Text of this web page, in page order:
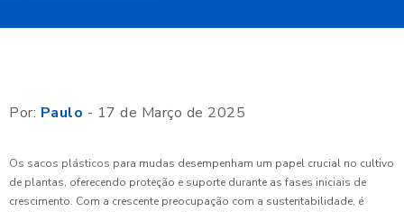
Por: Paulo - 17 de Março de 2025
Os sacos plásticos para mudas desempenham um papel crucial no cultivo
de plantas, oferecendo proteção e suporte durante as fases iniciais de
crescimento. Com a crescente preocupação com a sustentabilidade, é